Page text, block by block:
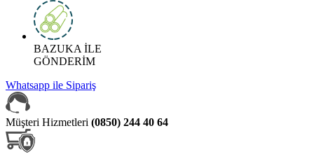
BAZUKA İLE
GÖNDERİM
Whatsapp ile Sipariş
Müşteri Hizmetleri (0850) 244 40 64